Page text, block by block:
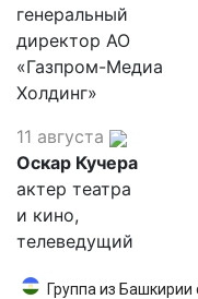
генеральный
директор АО
«Газпром-Медиа
Холдинг»
11 августа
Оскар Кучера
актер театра
и кино,
телеведущий
Группа из Башкирии